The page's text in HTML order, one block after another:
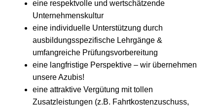
eine respektvolle und wertschätzende
Unternehmenskultur
eine individuelle Unterstützung durch
ausbildungsspezifische Lehrgänge &
umfangreiche Prüfungsvorbereitung
eine langfristige Perspektive – wir übernehmen
unsere Azubis!
eine attraktive Vergütung mit tollen
Zusatzleistungen (z.B. Fahrtkostenzuschuss,